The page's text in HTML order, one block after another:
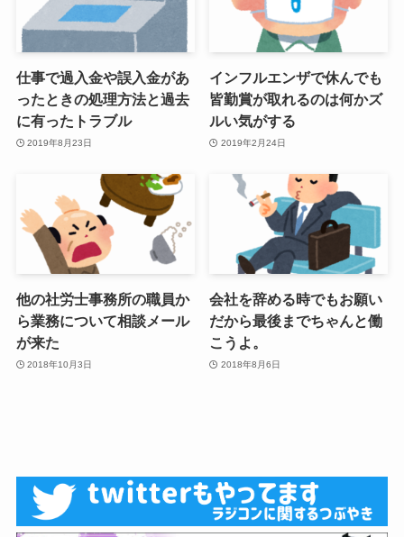
仕事で過入金や誤入金があ
ったときの処理方法と過去
に有ったトラブル
2019年8月23日
インフルエンザで休んでも
皆勤賞が取れるのは何かズ
ルい気がする
2019年2月24日
他の社労士事務所の職員か
ら業務について相談メール
が来た
2018年10月3日
会社を辞める時でもお願い
だから最後までちゃんと働
こうよ。
2018年8月6日